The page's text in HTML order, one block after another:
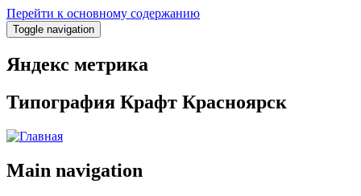
Перейти к основному содержанию
Toggle navigation
Яндекс метрика
Типография Крафт Красноярск
Main navigation